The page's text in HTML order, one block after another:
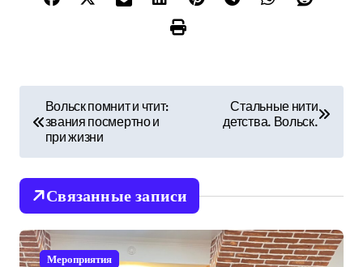
в
и
г
Вольск помнит и чтит:
звания посмертно и
при жизни
Стальные нити
детства. Вольск.
Связанные записи
Мероприятия